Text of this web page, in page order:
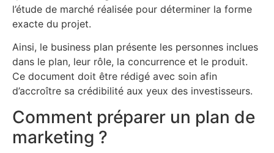
l’étude de marché réalisée pour déterminer la forme
exacte du projet.
Ainsi, le business plan présente les personnes inclues
dans le plan, leur rôle, la concurrence et le produit.
Ce document doit être rédigé avec soin afin
d’accroître sa crédibilité aux yeux des investisseurs.
Comment préparer un plan de
marketing ?